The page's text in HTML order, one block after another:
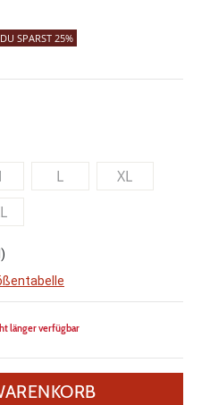
DU SPARST 25%
L
XL
länger verfügbar